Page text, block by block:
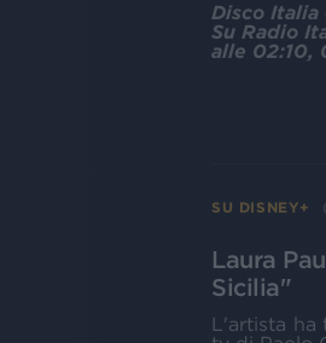
Disco Italia
Su Radio
alle 02:10,
SU DISNEY+
Laura
Sicilia"
L'artista ha